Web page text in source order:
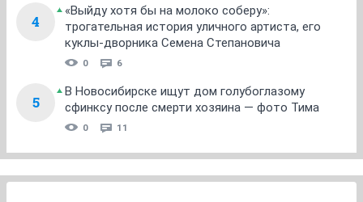
4
«Выйду хотя бы на молоко соберу»:
трогательная история уличного артиста, его
куклы-дворника Семена Степановича
0 6
5
В Новосибирске ищут дом голубоглазому
сфинксу после смерти хозяина — фото Тима
0 11